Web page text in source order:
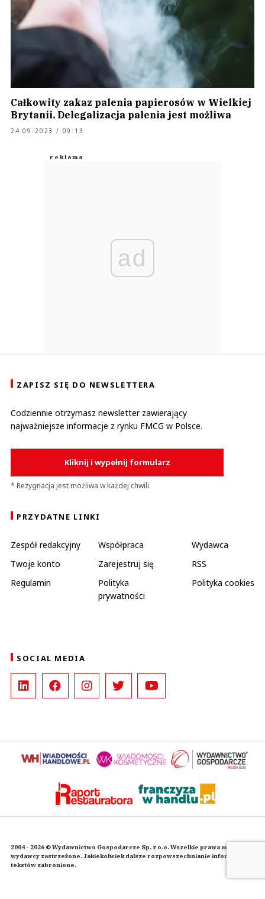
Całkowity zakaz palenia papierosów w Wielkiej
Brytanii. Delegalizacja palenia jest możliwa
24.09.2023 / 09:13
ad
ZAPISZ SIĘ DO NEWSLETTERA
Codziennie otrzymasz newsletter zawierający
najważniejsze informacje z rynku FMCG w Polsce.
Kliknij i wypełnij formularz
* Rezygnacja jest możliwa w każdej chwili.
PRZYDATNE LINKI
Zespół redakcyjny Współpraca
Wydawca
Twoje konto
Zarejestruj się
RSS
Regulamin
Polityka
prywatności
Polityka cookies
SOCIAL MEDIA
2004 - 2026 © Wydawnictwo Gospodarcze Sp. z o.o. Wszelkie prawa autorskie
wydawcy zastrzeżone. Jakiekolwiek dalsze rozpowszechnianie informacji i
tekstów zabronione.